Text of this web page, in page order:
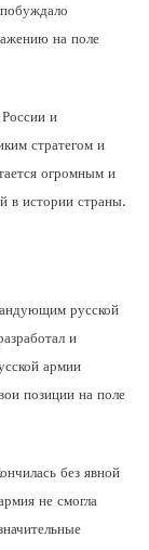
на поле
и
стратегом и
огромным и
в истории страны.
русской
и
армии
позиции на поле
без явной
не смогла